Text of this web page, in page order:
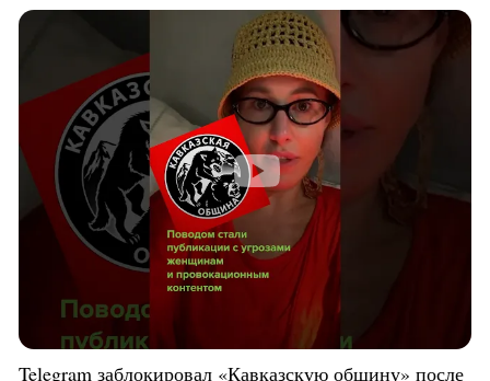
Telegram заблокировал «Кавказскую общину» после